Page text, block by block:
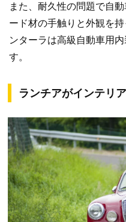
また、耐久性の問題で自
ード材の手触りと外観を
ンターラは高級自動車用
す。
ランチアがインテリ